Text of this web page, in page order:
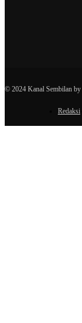
© 2024 Kanal Sembilan by
Redaksi